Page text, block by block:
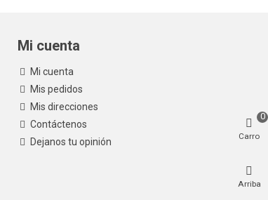
Mi cuenta
Mi cuenta
Mis pedidos
Mis direcciones
Contáctenos
Dejanos tu opinión
Carro
0
Arriba